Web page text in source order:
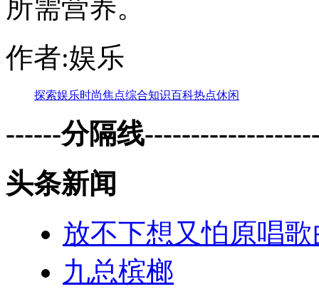
所需营养。
作者:娱乐
探索娱乐时尚焦点综合知识百科热点休闲
------分隔线
头条新闻
放不下想又怕原唱歌
九总槟榔